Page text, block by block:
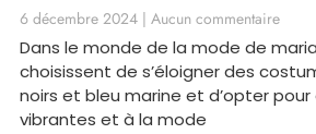
6 décembre 2024 Aucun commentaire
Dans le monde de la mode de
choisissent de s’éloigner des
noirs et bleu marine et d’opter
vibrantes et à la mode